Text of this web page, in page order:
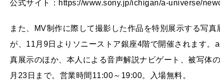
公式サイト：https://www.sony.jp/ichigan/a-universe/
また、MV制作に際して撮影した作品を特別展示する写
が、11月9日よりソニーストア銀座4階で開催されます
真展示のほか、本人による音声解説ナビゲート、被写体
月23日まで。営業時間11:00～19:00。入場無料。